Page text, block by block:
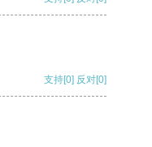
支持[0] 反对[0]